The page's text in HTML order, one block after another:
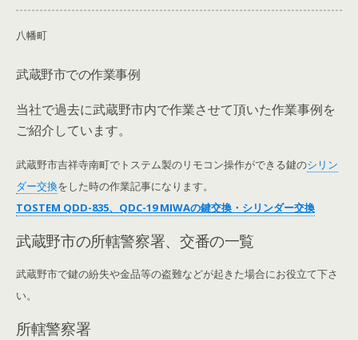
八幡町
武蔵野市での作業事例
当社で過去に武蔵野市内で作業させて頂いた作業事例を
ご紹介しています。
武蔵野市吉祥寺南町でトステム製のリモコン操作ができる鍵のシリン
ダー交換をした時の作業記事になります。
TOSTEM QDD-835、QDC-19 MIWAの鍵交換・シリンダー交換
武蔵野市の所轄警察署、交番の一覧
武蔵野市で鍵の紛失や金品等の盗難などが起きた場合にお役立て下さ
い。
所轄警察署